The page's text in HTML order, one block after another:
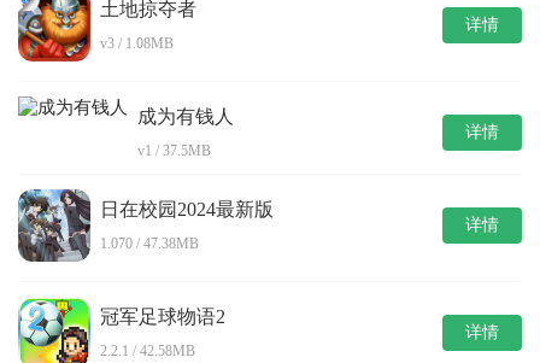
土地掠夺者
v3 / 1.08MB
详情
成为有钱人
v1 / 37.5MB
详情
日在校园2024最新版
1.070 / 47.38MB
详情
冠军足球物语2
2.2.1 / 42.58MB
详情